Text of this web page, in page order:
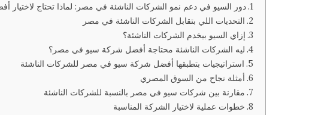
دور السيو في دعم نمو الشركات الناشئة في مصر: لماذا تحتاج
التحديات اللي بتقابل الشركات الناشئة في مصر
إزاي السيو بيخدم الشركات الناشئة؟
ليه الشركات الناشئة محتاجة أفضل شركة سيو في مصر؟
استراتيجيات بتطبقها أفضل شركة سيو في مصر للشركات الناشئة
أمثلة نجاح من السوق المصري
مقارنة بين شركات سيو في مصر بالنسبة للشركات الناشئة
خطوات عملية لاختيار الشركة المناسبة